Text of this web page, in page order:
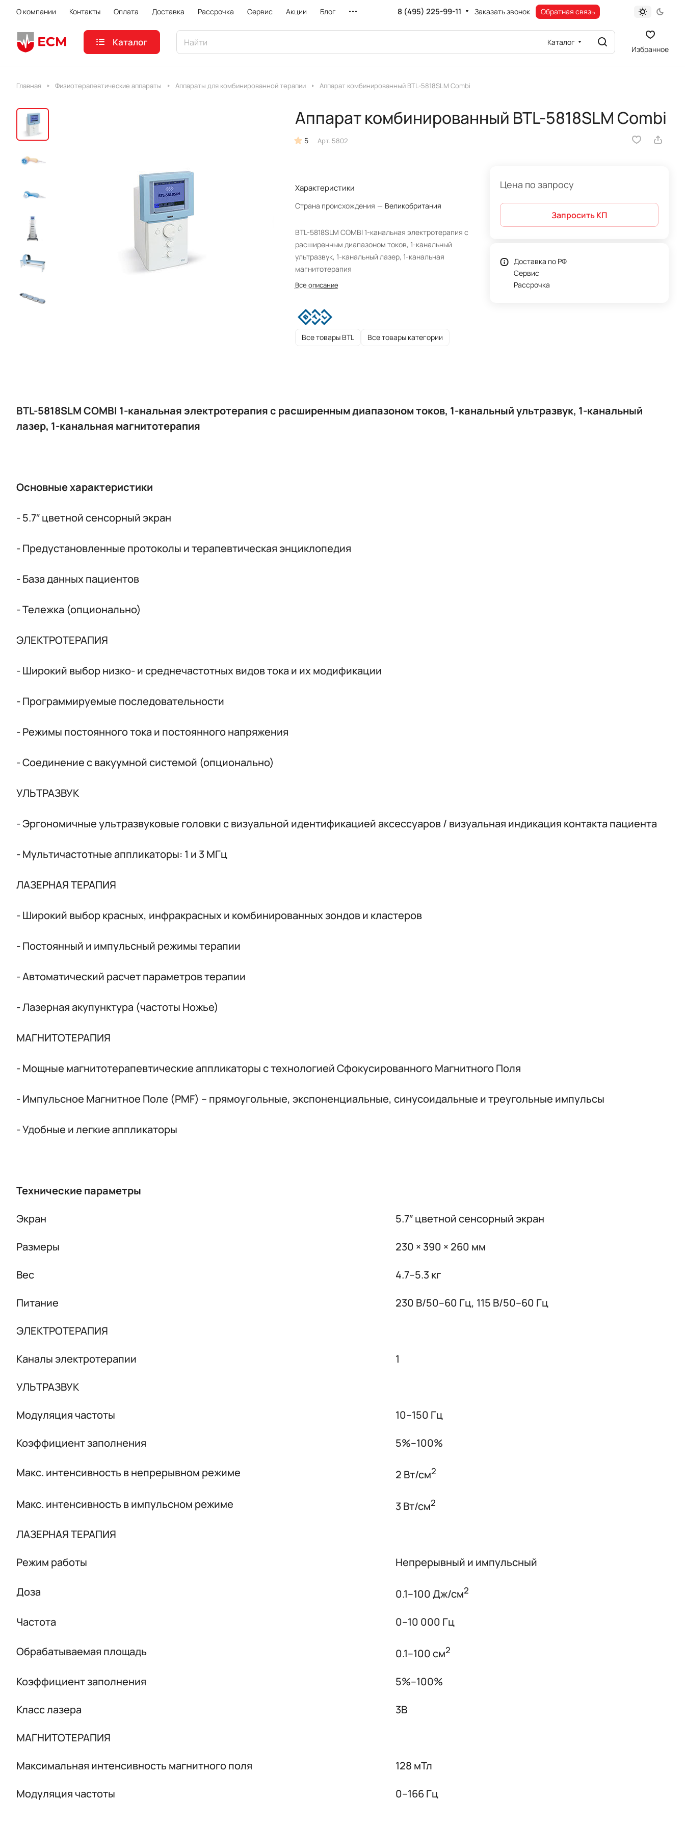
О компании Контакты Оплата Доставка Рассрочка Сервис Акции Блог 8 (495) 225-99-11 Заказать звонок Обратная связь
Каталог Каталог
Избранное
Главная Физиотерапевтические аппараты Аппараты для комбинированной терапии Аппарат комбинированный BTL-5818SLM Combi
Аппарат комбинированный BTL-5818SLM Combi
5 Арт. 5802
Характеристики
Страна происхождения — Великобритания
BTL-5818SLM COMBI 1-канальная электротерапия с
расширенным диапазоном токов, 1-канальный
ультразвук, 1-канальный лазер, 1-канальная
магнитотерапия
Все описание
Все товары BTL Все товары категории
Цена по запросу
Запросить КП
Доставка по РФ
Сервис
Рассрочка
BTL-5818SLM COMBI 1-канальная электротерапия с расширенным диапазоном токов, 1-канальный ультразвук, 1-канальный
лазер, 1-канальная магнитотерапия
Основные характеристики
- 5.7″ цветной сенсорный экран
- Предустановленные протоколы и терапевтическая энциклопедия
- База данных пациентов
- Тележка (опционально)
ЭЛЕКТРОТЕРАПИЯ
- Широкий выбор низко- и среднечастотных видов тока и их модификации
- Программируемые последовательности
- Режимы постоянного тока и постоянного напряжения
- Соединение с вакуумной системой (опционально)
УЛЬТРАЗВУК
- Эргономичные ультразвуковые головки с визуальной идентификацией аксессуаров / визуальная индикация контакта пациента
- Мультичастотные аппликаторы: 1 и 3 МГц
ЛАЗЕРНАЯ ТЕРАПИЯ
- Широкий выбор красных, инфракрасных и комбинированных зондов и кластеров
- Постоянный и импульсный режимы терапии
- Автоматический расчет параметров терапии
- Лазерная акупунктура (частоты Ножье)
МАГНИТОТЕРАПИЯ
- Мощные магнитотерапевтические аппликаторы с технологией Сфокусированного Магнитного Поля
- Импульсное Магнитное Поле (PMF) – прямоугольные, экспоненциальные, синусоидальные и треугольные импульсы
- Удобные и легкие аппликаторы
Технические параметры
Экран 5.7″ цветной сенсорный экран
Размеры 230 × 390 × 260 мм
Вес 4.7–5.3 кг
Питание 230 В/50–60 Гц, 115 В/50–60 Гц
ЭЛЕКТРОТЕРАПИЯ
Каналы электротерапии 1
УЛЬТРАЗВУК
Модуляция частоты 10–150 Гц
Коэффициент заполнения 5%–100%
Макс. интенсивность в непрерывном режиме 2 Вт/см2
Макс. интенсивность в импульсном режиме 3 Вт/см2
ЛАЗЕРНАЯ ТЕРАПИЯ
Режим работы Непрерывный и импульсный
Доза 0.1–100 Дж/см2
Частота 0–10 000 Гц
Обрабатываемая площадь 0.1–100 см2
Коэффициент заполнения 5%–100%
Класс лазера 3B
МАГНИТОТЕРАПИЯ
Максимальная интенсивность магнитного поля 128 мТл
Модуляция частоты 0–166 Гц